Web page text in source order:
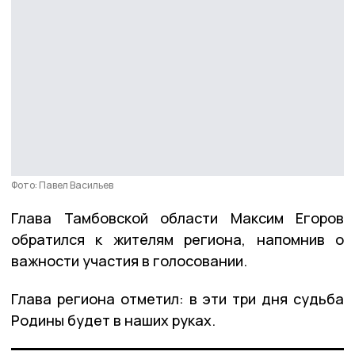
Фото: Павел Васильев
Глава Тамбовской области Максим Егоров
обратился к жителям региона, напомнив о
важности участия в голосовании.
Глава региона отметил: в эти три дня судьба
Родины будет в наших руках.